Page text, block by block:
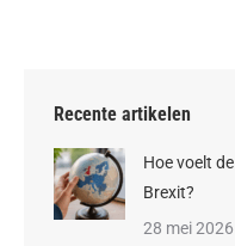
Recente artikelen
Hoe voelt
Brexit?
28 mei 2026